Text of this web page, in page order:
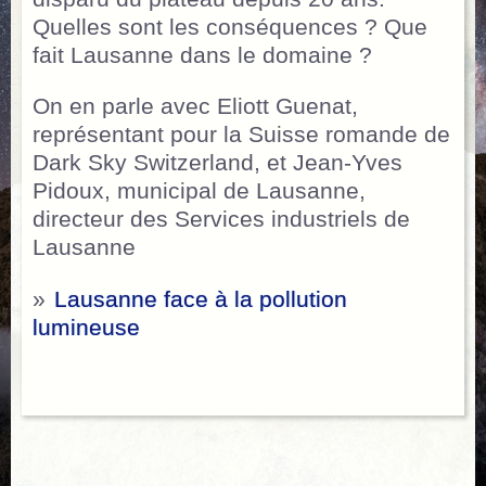
Quelles sont les conséquences ? Que
fait Lausanne dans le domaine ?
On en parle avec Eliott Guenat,
représentant pour la Suisse romande de
Dark Sky Switzerland, et Jean-Yves
Pidoux, municipal de Lausanne,
directeur des Services industriels de
Lausanne
» Lausanne face à la pollution
lumineuse